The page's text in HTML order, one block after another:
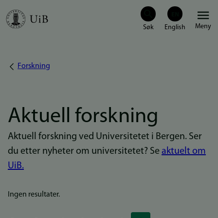
Hopp
Meny
Navigasjonssti
Forskning
Aktuell forskning
Aktuell forskning ved Universitetet i Bergen. Ser
du etter nyheter om universitetet? Se aktuelt om
UiB.
Ingen resultater.